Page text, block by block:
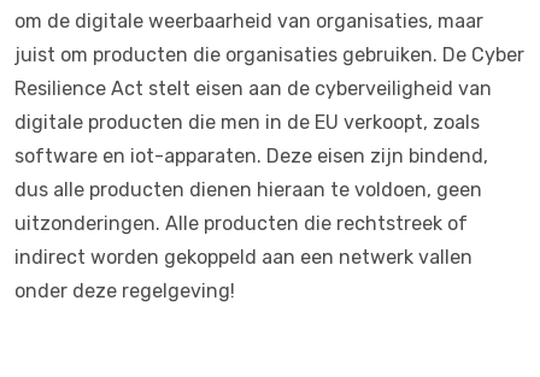
om de digitale weerbaarheid van organisaties, maar
juist om producten die organisaties gebruiken. De Cyber
Resilience Act stelt eisen aan de cyberveiligheid van
digitale producten die men in de EU verkoopt, zoals
software en iot-apparaten. Deze eisen zijn bindend,
dus alle producten dienen hieraan te voldoen, geen
uitzonderingen. Alle producten die rechtstreek of
indirect worden gekoppeld aan een netwerk vallen
onder deze regelgeving!